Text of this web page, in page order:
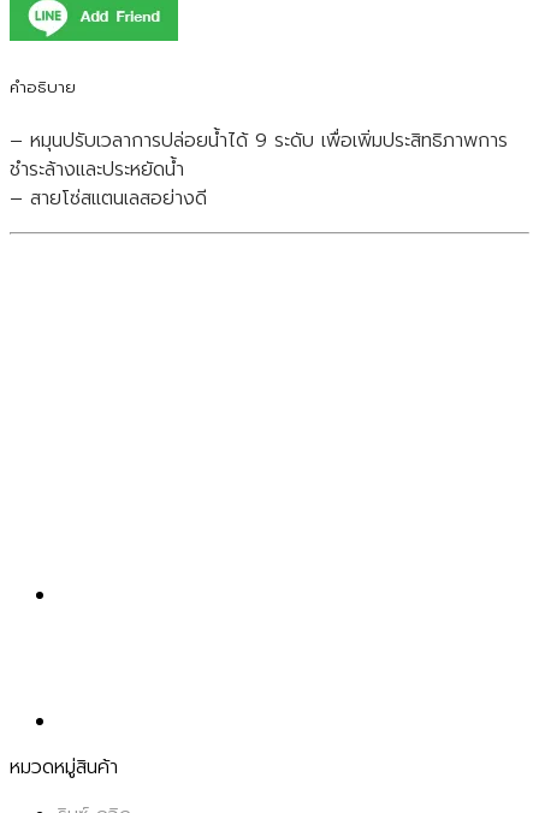
คำอธิบาย
– หมุนปรับเวลาการปล่อยน้ำได้ 9 ระดับ เพื่อเพิ่มประสิทธิภาพการ
ชำระล้างและประหยัดน้ำ
– สายโซ่สแตนเลสอย่างดี
หมวดหมู่สินค้า